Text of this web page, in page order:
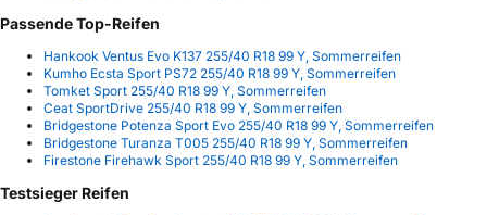
Passende Top-Reifen
Hankook Ventus Evo K137 255/40 R18 99 Y, Sommerreifen
Kumho Ecsta Sport PS72 255/40 R18 99 Y, Sommerreifen
Tomket Sport 255/40 R18 99 Y, Sommerreifen
Ceat SportDrive 255/40 R18 99 Y, Sommerreifen
Bridgestone Potenza Sport Evo 255/40 R18 99 Y, Sommerreifen
Bridgestone Turanza T005 255/40 R18 99 Y, Sommerreifen
Firestone Firehawk Sport 255/40 R18 99 Y, Sommerreifen
Testsieger Reifen